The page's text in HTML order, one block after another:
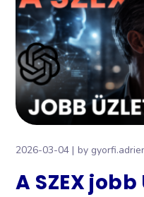
2026-03-04 by
A SZEX